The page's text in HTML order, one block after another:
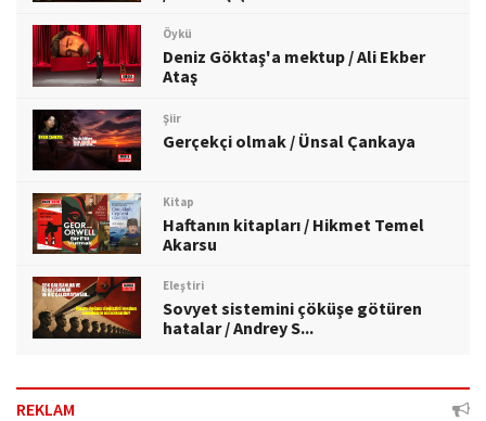
Öykü
Deniz Göktaş'a mektup / Ali Ekber
Ataş
Şiir
Gerçekçi olmak / Ünsal Çankaya
Kitap
Haftanın kitapları / Hikmet Temel
Akarsu
Eleştiri
Sovyet sistemini çöküşe götüren
hatalar / Andrey S...
REKLAM